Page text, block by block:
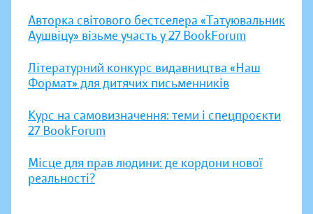
Авторка світового бестселера «Татуювальник
Аушвіцу» візьме участь у 27 BookForum
Літературний конкурс видавництва «Наш
Формат» для дитячих письменників
Курс на самовизначення: теми і спецпроєкти
27 BookForum
Місце для прав людини: де кордони нової
реальності?